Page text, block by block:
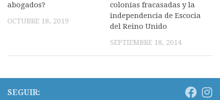
abogados?
OCTUBRE 18, 2019
colonias fracasadas y la
independencia de Escocia
del Reino Unido
SEPTIEMBRE 18, 2014
SEGUIR: